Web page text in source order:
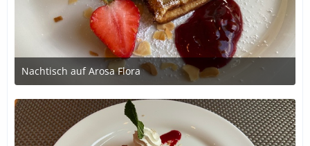
Nachtisch auf Arosa Flora
2. Juli 2020 um 20:46